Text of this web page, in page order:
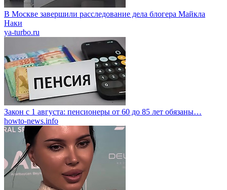
В Москве завершили расследование дела блогера Майкла
Наки
ya-turbo.ru
Закон с 1 августа: пенсионеры от 60 до 85 лет обязаны…
howto-news.info